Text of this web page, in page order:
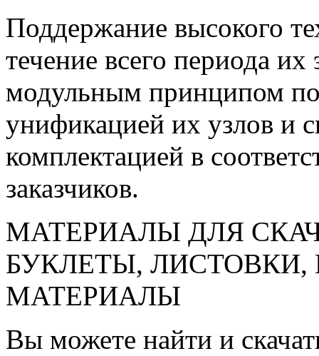
Поддержание высокого
течение всего периода их
модульным принципом
унификацией их узлов и
комплектацией в
заказчиков.
МАТЕРИАЛЫ ДЛЯ
БУКЛЕТЫ, ЛИСТОВКИ,
МАТЕРИАЛЫ
Вы можете найти и